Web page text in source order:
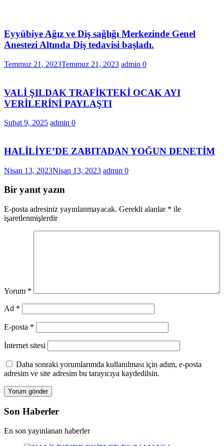
Eyyübiye Ağız ve Diş sağlığı Merkezinde Genel
Anestezi Altında Diş tedavisi başladı.
Temmuz 21, 2023Temmuz 21, 2023 admin 0
VALİ ŞILDAK TRAFİKTEKİ OCAK AYI
VERİLERİNİ PAYLAŞTI
Şubat 9, 2025 admin 0
HALİLİYE’DE ZABITADAN YOĞUN DENETİM
Nisan 13, 2023Nisan 13, 2023 admin 0
Bir yanıt yazın
E-posta adresiniz yayınlanmayacak. Gerekli alanlar * ile
işaretlenmişlerdir
Yorum *
Ad *
E-posta *
İnternet sitesi
Daha sonraki yorumlarımda kullanılması için adım, e-posta
adresim ve site adresim bu tarayıcıya kaydedilsin.
Son Haberler
En son yayınlanan haberler